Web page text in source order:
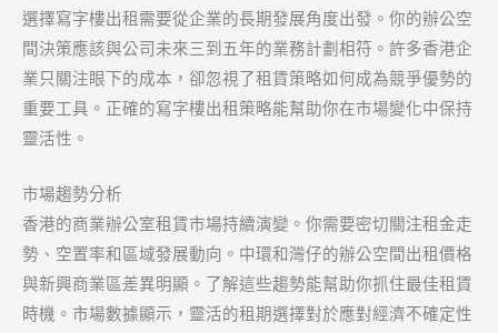
選擇寫字樓出租需要從企業的長期發展角度出發。你的辦公空
間決策應該與公司未來三到五年的業務計劃相符。許多香港企
業只關注眼下的成本，卻忽視了租賃策略如何成為競爭優勢的
重要工具。正確的寫字樓出租策略能幫助你在市場變化中保持
靈活性。
市場趨勢分析
香港的商業辦公室租賃市場持續演變。你需要密切關注租金走
勢、空置率和區域發展動向。中環和灣仔的辦公空間出租價格
與新興商業區差異明顯。了解這些趨勢能幫助你抓住最佳租賃
時機。市場數據顯示，靈活的租期選擇對於應對經濟不確定性